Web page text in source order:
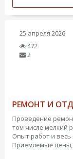
25 апреля 2026
472
2
РЕМОНТ И
Проведение
том числе мелкий
Опыт работ и
Приемлемые цены,